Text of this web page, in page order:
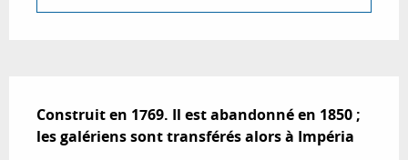
Construit en 1769. Il est abandonné en 1850 ;
les galériens sont transférés alors à Impéria